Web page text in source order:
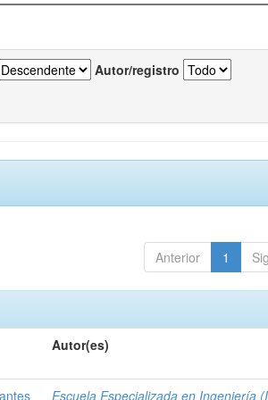
Autor/registro
Anterior 1
Autor(es)
Escuela Especializada en Ingeniería